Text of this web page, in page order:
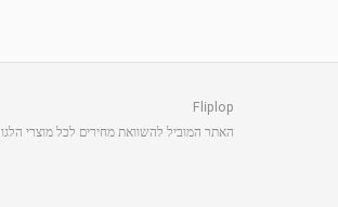
Fliplop
האתר המוביל להשוואת מחירים לכל מוצרי הלגו